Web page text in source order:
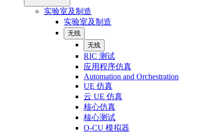
实验室及制造
实验室及制造
无线
无线
RIC 测试
应用程序仿真
Automation and Orchestration
UE 仿真
云 UE 仿真
核心仿真
核心测试
O-CU 模拟器